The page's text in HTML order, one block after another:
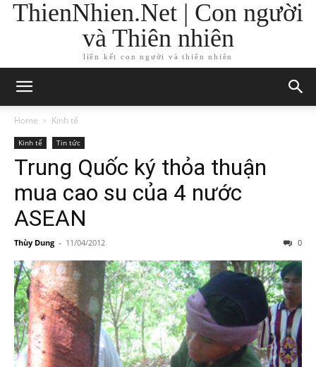
ThienNhien.Net | Con người
và Thiên nhiên
liên kết con người và thiên nhiên
Home Kinh tế
Kinh tế Tin tức
Trung Quốc ký thỏa thuận
mua cao su của 4 nước
ASEAN
Thùy Dung - 11/04/2012 0